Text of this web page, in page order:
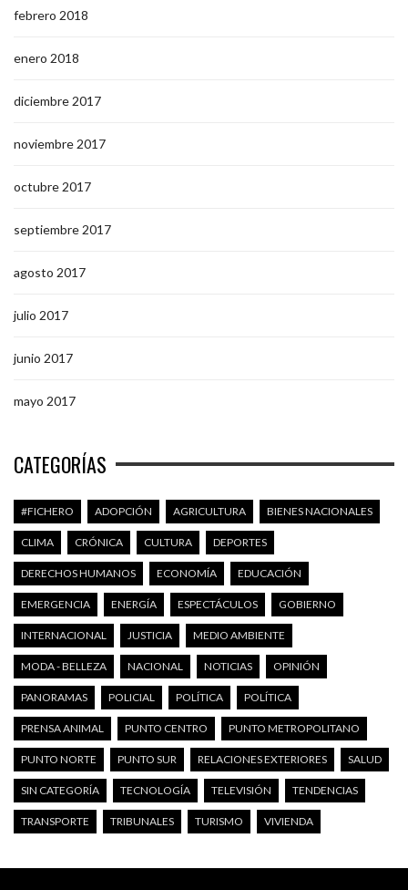
febrero 2018
enero 2018
diciembre 2017
noviembre 2017
octubre 2017
septiembre 2017
agosto 2017
julio 2017
junio 2017
mayo 2017
CATEGORÍAS
#FICHERO ADOPCIÓN AGRICULTURA BIENES NACIONALES
CLIMA CRÓNICA CULTURA DEPORTES
DERECHOS HUMANOS ECONOMÍA EDUCACIÓN
EMERGENCIA ENERGÍA ESPECTÁCULOS GOBIERNO
INTERNACIONAL JUSTICIA MEDIO AMBIENTE
MODA - BELLEZA NACIONAL NOTICIAS OPINIÓN
PANORAMAS POLICIAL POLÍTICA POLÍTICA
PRENSA ANIMAL PUNTO CENTRO PUNTO METROPOLITANO
PUNTO NORTE PUNTO SUR RELACIONES EXTERIORES SALUD
SIN CATEGORÍA TECNOLOGÍA TELEVISIÓN TENDENCIAS
TRANSPORTE TRIBUNALES TURISMO VIVIENDA